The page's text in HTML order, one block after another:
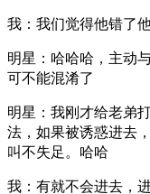
我：我们觉得他错了
明星：哈哈哈，主动
可不能混淆了
明星：我刚才给老弟
法，如果被诱惑进去
叫不失足。哈哈
我：有就不会进去，